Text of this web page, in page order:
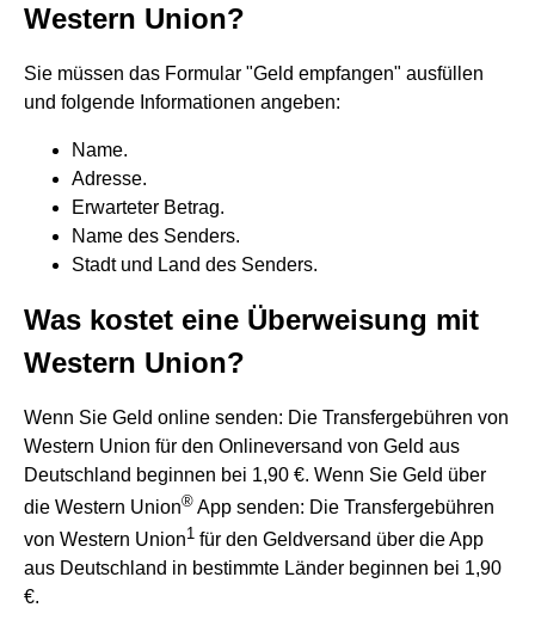
Western Union?
Sie müssen das Formular "Geld empfangen" ausfüllen
und folgende Informationen angeben:
Name.
Adresse.
Erwarteter Betrag.
Name des Senders.
Stadt und Land des Senders.
Was kostet eine Überweisung mit
Western Union?
Wenn Sie Geld online senden: Die Transfergebühren von
Western Union für den Onlineversand von Geld aus
Deutschland beginnen bei 1,90 €. Wenn Sie Geld über
die Western Union® App senden: Die Transfergebühren
von Western Union1 für den Geldversand über die App
aus Deutschland in bestimmte Länder beginnen bei 1,90
€.